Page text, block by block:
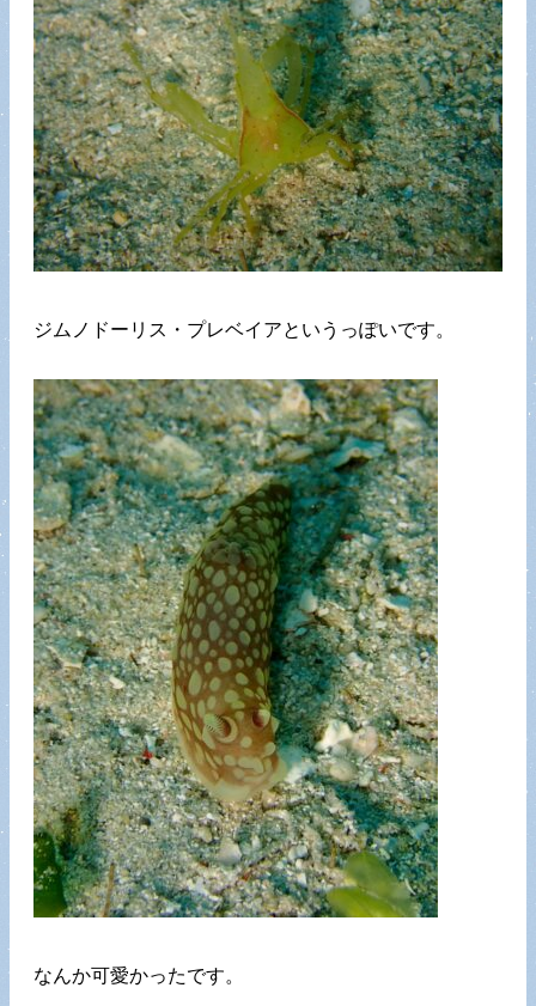
ジムノドーリス・プレベイアというっぽいです。
なんか可愛かったです。